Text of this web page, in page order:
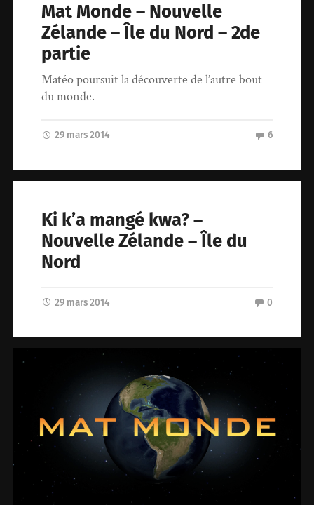
Mat Monde – Nouvelle
Zélande – Île du Nord – 2de
partie
Matéo poursuit la découverte de l’autre bout
du monde.
29 mars 2014 6
Ki k’a mangé kwa? –
Nouvelle Zélande – Île du
Nord
29 mars 2014 0